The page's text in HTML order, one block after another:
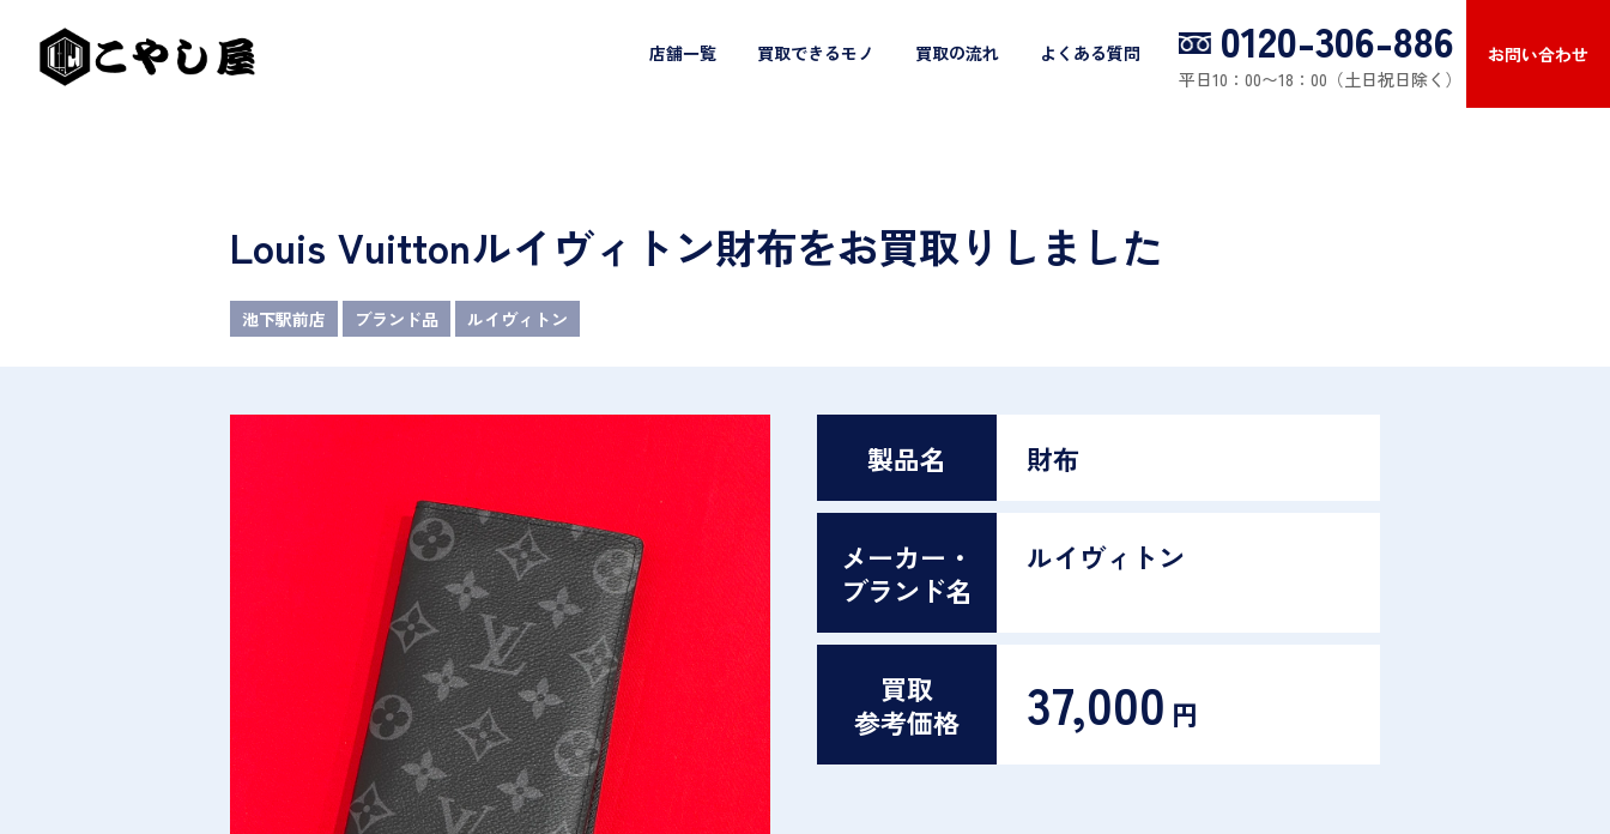
店舗一覧 買取できるモノ 買取の流れ よくある質問 0120-306-886
平日10：00〜18：00（土日祝日除く）
お問い合わせ
Louis Vuittonルイヴィトン財布をお買取りしました
池下駅前店 ブランド品 ルイヴィトン
製品名 財布
メーカー・
ブランド名
ルイヴィトン
買取
参考価格
37,000 円